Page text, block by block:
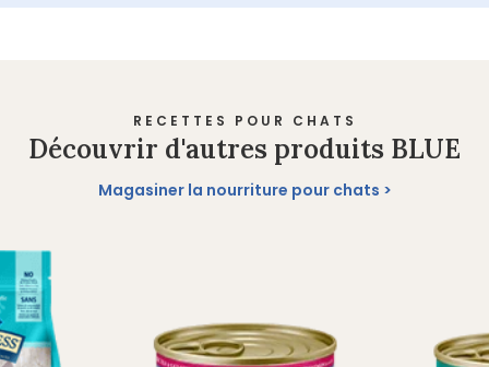
RECETTES POUR CHATS
Découvrir d'autres produits BLUE
Magasiner la nourriture pour chats